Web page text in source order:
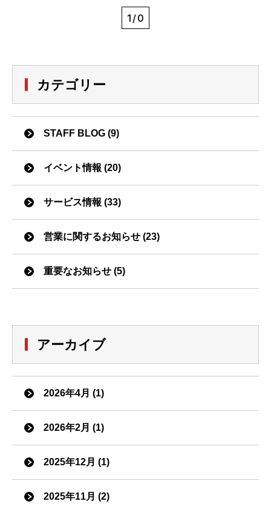
1/0
カテゴリー
STAFF BLOG (9)
イベント情報 (20)
サービス情報 (33)
営業に関するお知らせ (23)
重要なお知らせ (5)
アーカイブ
2026年4月 (1)
2026年2月 (1)
2025年12月 (1)
2025年11月 (2)